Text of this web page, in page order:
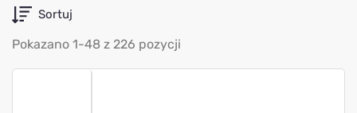
Sortuj
Pokazano 1-48 z 226 pozycji